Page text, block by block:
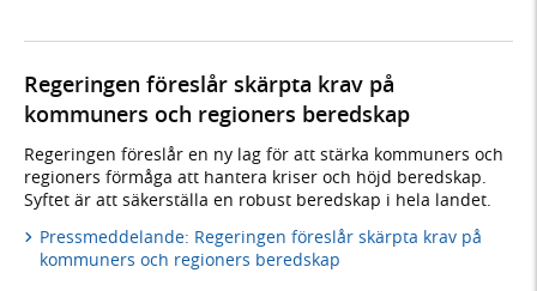
Regeringen föreslår skärpta krav på
kommuners och regioners beredskap
Regeringen föreslår en ny lag för att stärka kommuners och
regioners förmåga att hantera kriser och höjd beredskap.
Syftet är att säkerställa en robust beredskap i hela landet.
Pressmeddelande: Regeringen föreslår skärpta krav på
kommuners och regioners beredskap